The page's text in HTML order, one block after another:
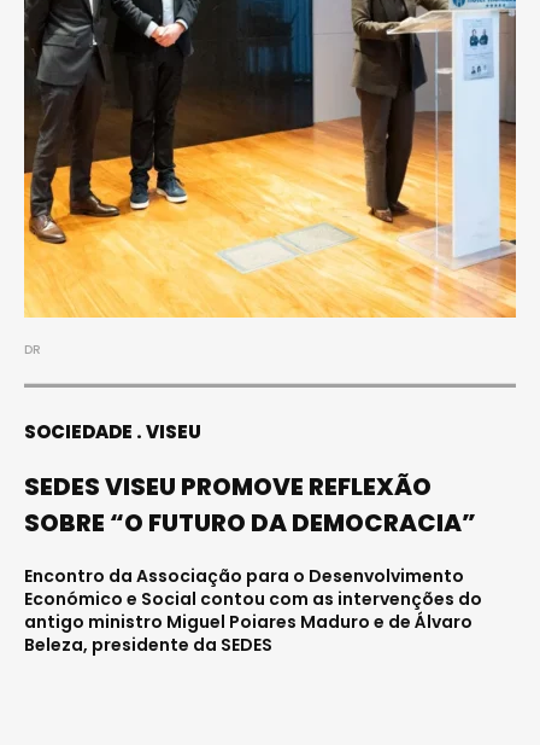
DR
SOCIEDADE VISEU
SEDES VISEU PROMOVE REFLEXÃO
SOBRE “O FUTURO DA DEMOCRACIA”
Encontro da Associação para o Desenvolvimento
Económico e Social contou com as intervenções do
antigo ministro Miguel Poiares Maduro e de Álvaro
Beleza, presidente da SEDES